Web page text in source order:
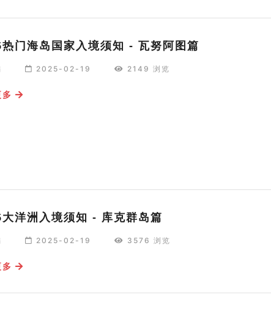
门海岛国家入境须知 - 瓦努阿图篇
2025-02-19 2149 浏览
洋洲入境须知 - 库克群岛篇
2025-02-19 3576 浏览